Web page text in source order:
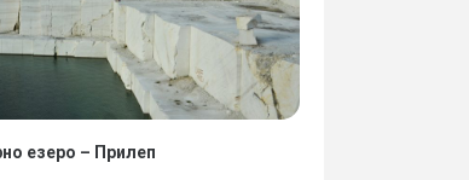
езеро – Прилеп